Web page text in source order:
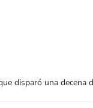
disparó una decena